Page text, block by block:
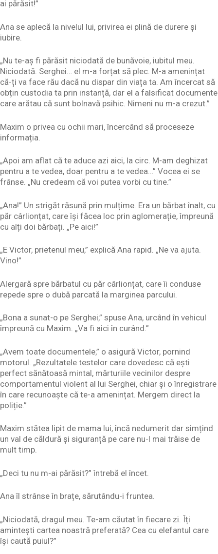
ai părăsit!”
Ana se aplecă la nivelul lui, privirea ei plină de durere și
iubire.
„Nu te-aș fi părăsit niciodată de bunăvoie, iubitul meu.
Niciodată. Serghei… el m-a forțat să plec. M-a amenințat
că-ți va face rău dacă nu dispar din viața ta. Am încercat să
obțin custodia ta prin instanță, dar el a falsificat documente
care arătau că sunt bolnavă psihic. Nimeni nu m-a crezut.”
Maxim o privea cu ochii mari, încercând să proceseze
informația.
„Apoi am aflat că te aduce azi aici, la circ. M-am deghizat
pentru a te vedea, doar pentru a te vedea…” Vocea ei se
frânse. „Nu credeam că voi putea vorbi cu tine.”
„Ana!” Un strigăt răsună prin mulțime. Era un bărbat înalt, cu
păr cârlionțat, care își făcea loc prin aglomerație, împreună
cu alți doi bărbați. „Pe aici!”
„E Victor, prietenul meu,” explică Ana rapid. „Ne va ajuta.
Vino!”
Alergară spre bărbatul cu păr cârlionțat, care îi conduse
repede spre o dubă parcată la marginea parcului.
„Bona a sunat-o pe Serghei,” spuse Ana, urcând în vehicul
împreună cu Maxim. „Va fi aici în curând.”
„Avem toate documentele,” o asigură Victor, pornind
motorul. „Rezultatele testelor care dovedesc că ești
perfect sănătoasă mintal, mărturiile vecinilor despre
comportamentul violent al lui Serghei, chiar și o înregistrare
în care recunoaște că te-a amenințat. Mergem direct la
poliție.”
Maxim stătea lipit de mama lui, încă nedumerit dar simțind
un val de căldură și siguranță pe care nu-l mai trăise de
mult timp.
„Deci tu nu m-ai părăsit?” întrebă el încet.
Ana îl strânse în brațe, sărutându-i fruntea.
„Niciodată, dragul meu. Te-am căutat în fiecare zi. Îți
amintești cartea noastră preferată? Cea cu elefantul care
își caută puiul?”